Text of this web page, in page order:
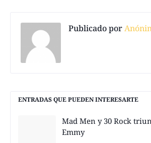
Publicado por
ENTRADAS QUE PUEDEN INTERESARTE
Mad Men y 30 Rock
Emmy